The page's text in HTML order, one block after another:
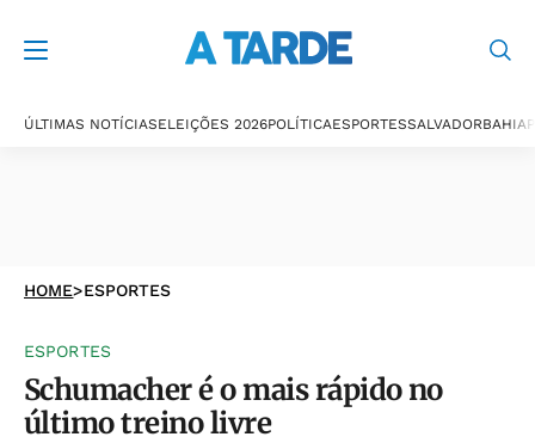
ÚLTIMAS NOTÍCIASELEIÇÕES 2026POLÍTICAESPORTESSALVADORBAHIA
HOME>ESPORTES
ESPORTES
Schumacher é o mais rápido no
último treino livre